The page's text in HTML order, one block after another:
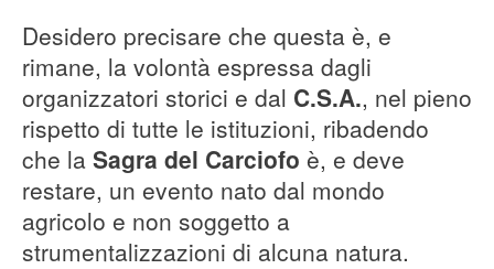
Desidero precisare che questa è, e
rimane, la volontà espressa dagli
organizzatori storici e dal C.S.A., nel pieno
rispetto di tutte le istituzioni, ribadendo
che la Sagra del Carciofo è, e deve
restare, un evento nato dal mondo
agricolo e non soggetto a
strumentalizzazioni di alcuna natura.